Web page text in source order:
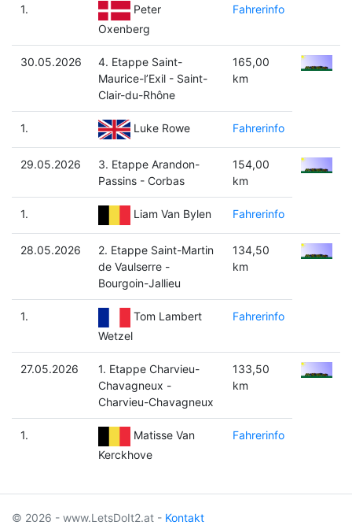
1.
Peter
Oxenberg
Fahrerinfo
30.05.2026
4. Etappe Saint-
Maurice-l’Exil - Saint-
Clair-du-Rhône
165,00
km
1. Luke Rowe Fahrerinfo
29.05.2026
3. Etappe Arandon-
Passins - Corbas
154,00
km
1. Liam Van Bylen Fahrerinfo
28.05.2026
2. Etappe Saint-Martin
de Vaulserre -
Bourgoin-Jallieu
134,50
km
1.
Tom Lambert
Wetzel
Fahrerinfo
27.05.2026
1. Etappe Charvieu-
Chavagneux -
Charvieu-Chavagneux
133,50
km
1.
Matisse Van
Kerckhove
Fahrerinfo
© 2026 - www.LetsDoIt2.at - Kontakt